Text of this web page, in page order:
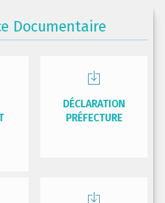
Documentaire
DÉCLARATION
PRÉFECTURE